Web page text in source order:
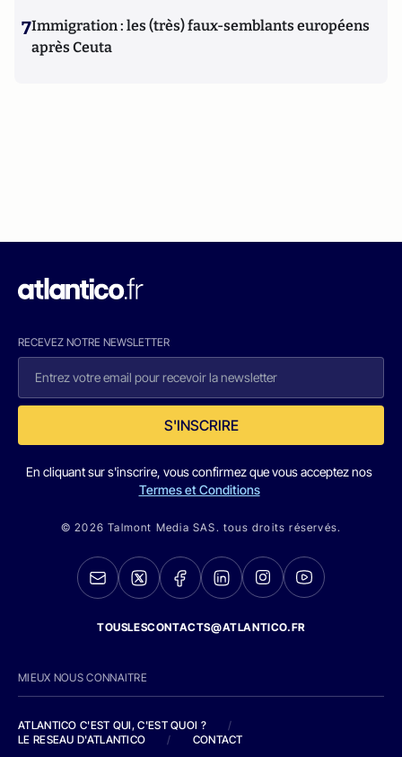
7Immigration : les (très) faux-semblants européens
après Ceuta
RECEVEZ NOTRE NEWSLETTER
S'INSCRIRE
En cliquant sur s'inscrire, vous confirmez que vous acceptez nos
Termes et Conditions
© 2026 Talmont Media SAS. tous droits réservés.
TOUSLESCONTACTS@ATLANTICO.FR
MIEUX NOUS CONNAITRE
ATLANTICO C'EST QUI, C'EST QUOI ?
/
LE RESEAU D'ATLANTICO
/ CONTACT